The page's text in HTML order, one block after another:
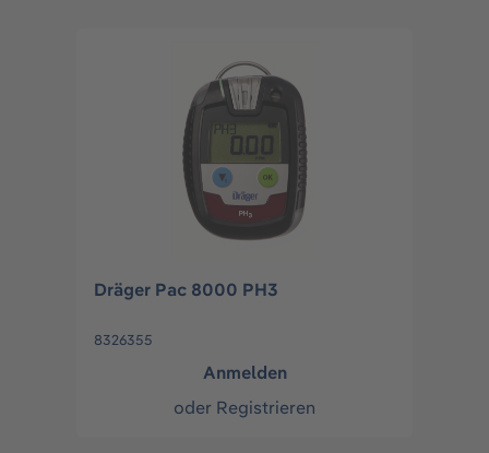
Dräger Pac 8000 PH3
8326355
Anmelden
oder Registrieren